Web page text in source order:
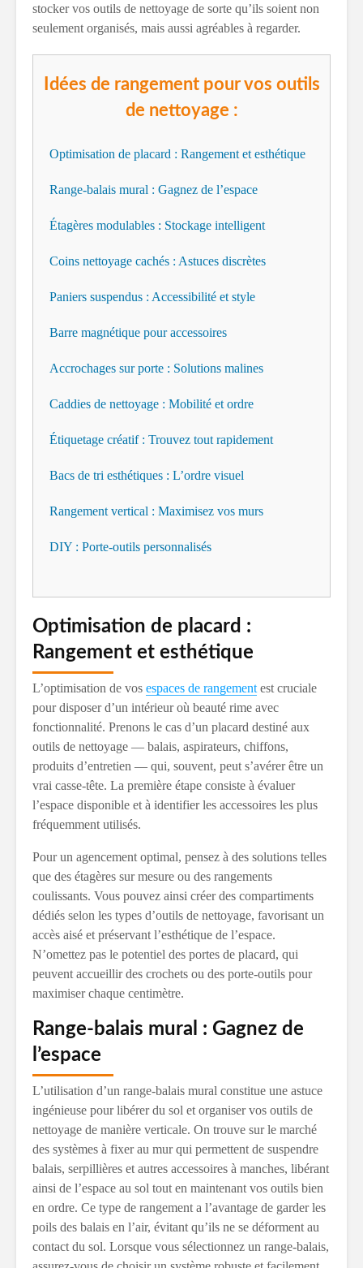
stocker vos outils de nettoyage de sorte qu’ils soient non
seulement organisés, mais aussi agréables à regarder.
Idées de rangement pour vos outils
de nettoyage :
Optimisation de placard : Rangement et esthétique
Range-balais mural : Gagnez de l’espace
Étagères modulables : Stockage intelligent
Coins nettoyage cachés : Astuces discrètes
Paniers suspendus : Accessibilité et style
Barre magnétique pour accessoires
Accrochages sur porte : Solutions malines
Caddies de nettoyage : Mobilité et ordre
Étiquetage créatif : Trouvez tout rapidement
Bacs de tri esthétiques : L’ordre visuel
Rangement vertical : Maximisez vos murs
DIY : Porte-outils personnalisés
Optimisation de placard :
Rangement et esthétique
L’optimisation de vos espaces de rangement est cruciale
pour disposer d’un intérieur où beauté rime avec
fonctionnalité. Prenons le cas d’un placard destiné aux
outils de nettoyage — balais, aspirateurs, chiffons,
produits d’entretien — qui, souvent, peut s’avérer être un
vrai casse-tête. La première étape consiste à évaluer
l’espace disponible et à identifier les accessoires les plus
fréquemment utilisés.
Pour un agencement optimal, pensez à des solutions telles
que des étagères sur mesure ou des rangements
coulissants. Vous pouvez ainsi créer des compartiments
dédiés selon les types d’outils de nettoyage, favorisant un
accès aisé et préservant l’esthétique de l’espace.
N’omettez pas le potentiel des portes de placard, qui
peuvent accueillir des crochets ou des porte-outils pour
maximiser chaque centimètre.
Range-balais mural : Gagnez de
l’espace
L’utilisation d’un range-balais mural constitue une astuce
ingénieuse pour libérer du sol et organiser vos outils de
nettoyage de manière verticale. On trouve sur le marché
des systèmes à fixer au mur qui permettent de suspendre
balais, serpillières et autres accessoires à manches, libérant
ainsi de l’espace au sol tout en maintenant vos outils bien
en ordre. Ce type de rangement a l’avantage de garder les
poils des balais en l’air, évitant qu’ils ne se déforment au
contact du sol. Lorsque vous sélectionnez un range-balais,